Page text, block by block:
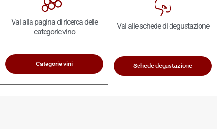
Vai alla pagina di ricerca delle
categorie vino
Categorie vini
Vai alle schede di degustazione
Schede degustazione